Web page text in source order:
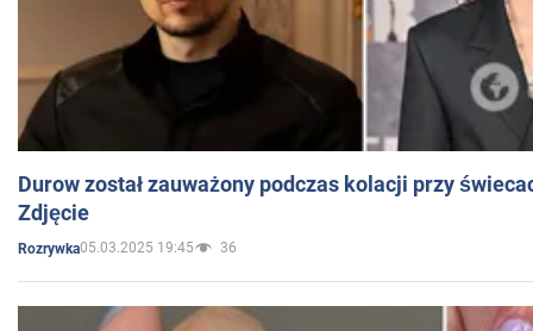
Durow został zauważony podczas kolacji przy
Zdjęcie
Rozrywka05.03.2025 19:45 36